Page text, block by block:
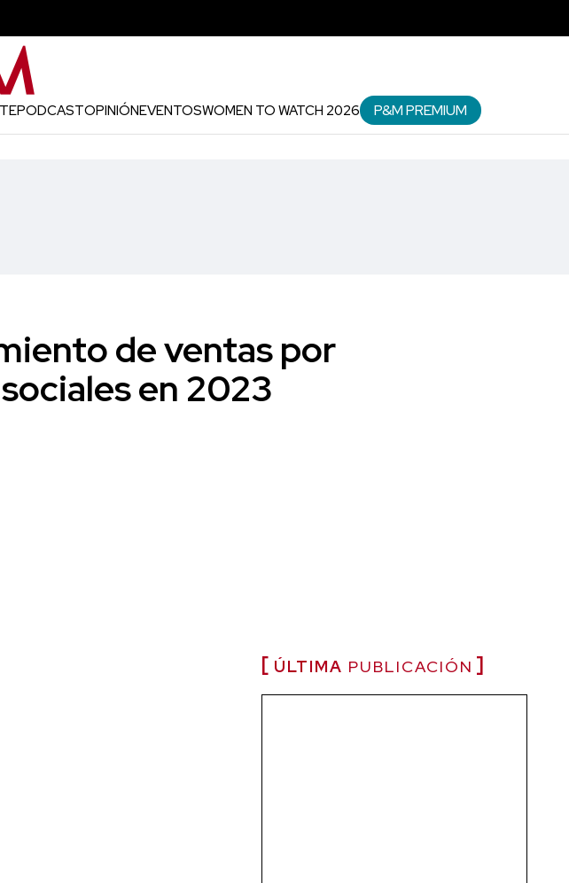
PODCASTOPINIÓNEVENTOSWOMEN TO WATCH 2026 P&M PREMIUM
de ventas por
en 2023
ÚLTIMA PUBLICACIÓN